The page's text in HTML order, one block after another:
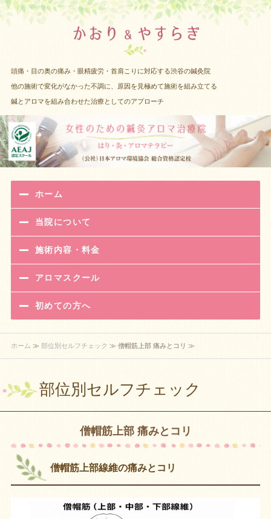
渋谷 女
頭痛・目の奥の痛み・眼精疲労・首肩こりに対応する渋谷の鍼灸院
他の施術で変化がなかった不調に、原因を見極めて施術を組み立てる
鍼とアロマを組み合わせた治療としてのアプローチ
ホーム
当院について
施術内容・料金
アロマスクール
初めての方へ
ホーム ≫ 部位別セルフチェック ≫ 僧帽筋上部 痛みとコリ ≫
部位別セルフチェック
僧帽筋上部 痛みとコリ
僧帽筋上部線維の痛みとコリ